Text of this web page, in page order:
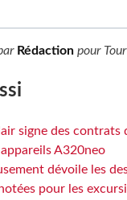
Rédaction pour
signe des contrats
A320neo
dévoile les
pour les